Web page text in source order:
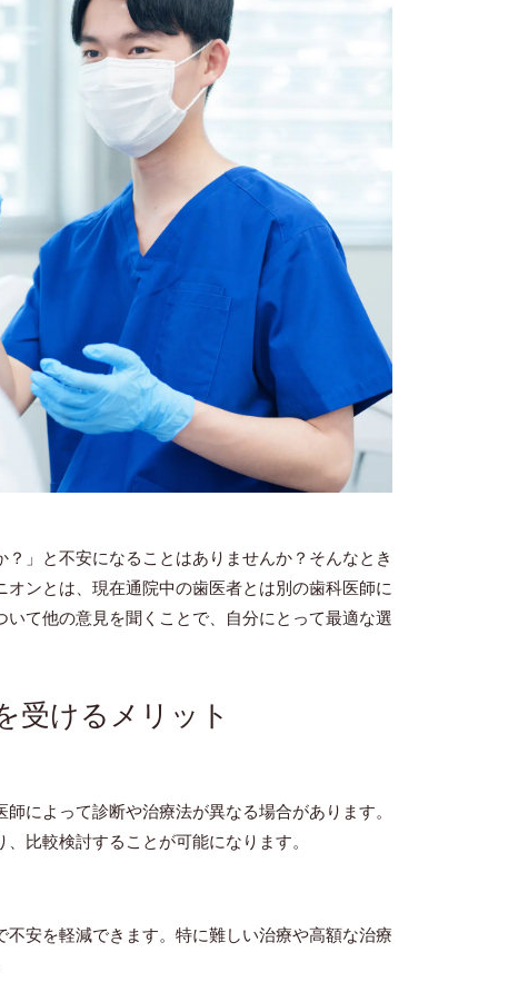
」と不安になることはありませんか？そんなとき
ンとは、現在通院中の歯医者とは別の歯科医師に
て他の意見を聞くことで、自分にとって最適な選
受けるメリット
によって診断や治療法が異なる場合があります。
比較検討することが可能になります。
安を軽減できます。特に難しい治療や高額な治療